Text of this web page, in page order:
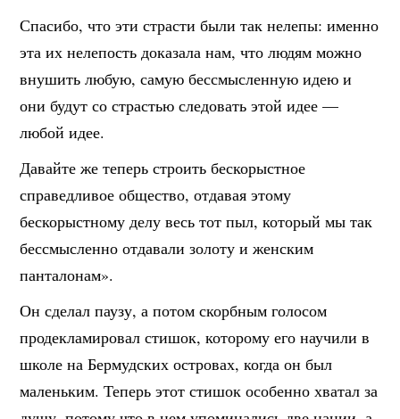
Спасибо, что эти страсти были так нелепы: именно
эта их нелепость доказала нам, что людям можно
внушить любую, самую бессмысленную идею и
они будут со страстью следовать этой идее —
любой идее.
Давайте же теперь строить бескорыстное
справедливое общество, отдавая этому
бескорыстному делу весь тот пыл, который мы так
бессмысленно отдавали золоту и женским
панталонам».
Он сделал паузу, а потом скорбным голосом
продекламировал стишок, которому его научили в
школе на Бермудских островах, когда он был
маленьким. Теперь этот стишок особенно хватал за